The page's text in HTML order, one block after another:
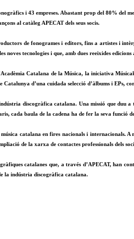
i 43 empreses. Abastant prop del 80%
al catàleg APECAT dels seus socis.
de fonogrames i editors, fins a artistes i
tecnologies i que, amb dues reeixides
Catalana de la Música, la iniciativa
Catalunya d’una cuidada selecció d’àlbums i
discogràfica catalana. Una missió que
cada baula de la cadena ha de fer la seva
catalana en fires nacionals i
de la xarxa de contactes professionals dels
catalanes que, a través d’APECAT, han
la indústria discogràfica catalana.